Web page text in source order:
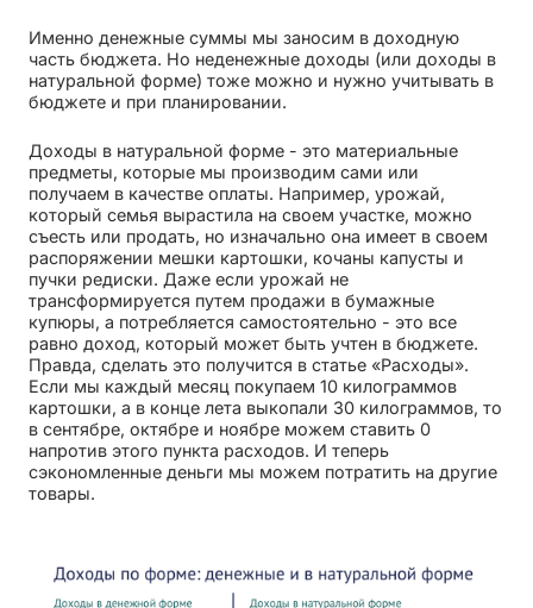
Именно денежные суммы мы заносим в доходную
часть бюджета. Но неденежные доходы (или доходы в
натуральной форме) тоже можно и нужно учитывать в
бюджете и при планировании.
Доходы в натуральной форме - это материальные
предметы, которые мы производим сами или
получаем в качестве оплаты. Например, урожай,
который семья вырастила на своем участке, можно
съесть или продать, но изначально она имеет в своем
распоряжении мешки картошки, кочаны капусты и
пучки редиски. Даже если урожай не
трансформируется путем продажи в бумажные
купюры, а потребляется самостоятельно - это все
равно доход, который может быть учтен в бюджете.
Правда, сделать это получится в статье «Расходы».
Если мы каждый месяц покупаем 10 килограммов
картошки, а в конце лета выкопали 30 килограммов, то
в сентябре, октябре и ноябре можем ставить 0
напротив этого пункта расходов. И теперь
сэкономленные деньги мы можем потратить на другие
товары.